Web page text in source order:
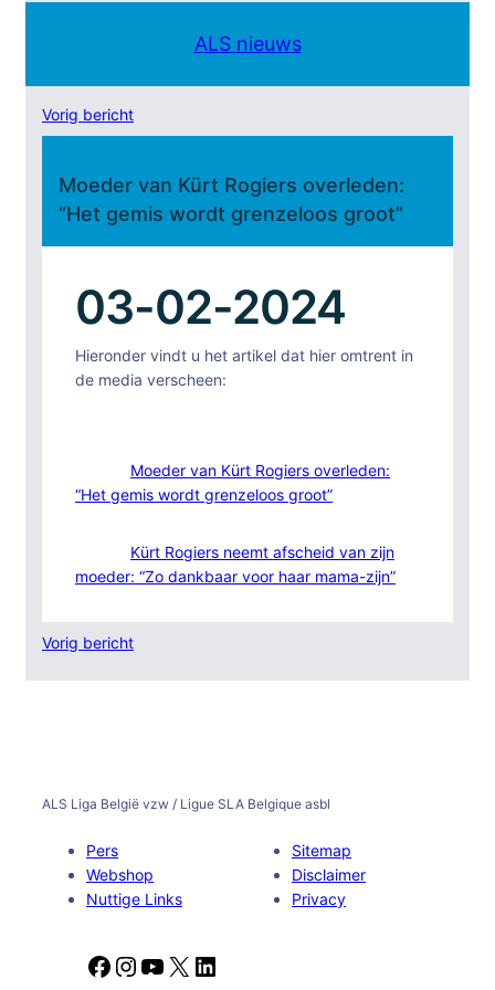
ALS nieuws
Vorig bericht
Moeder van Kürt Rogiers overleden:
“Het gemis wordt grenzeloos groot”
03-02-2024
Hieronder vindt u het artikel dat hier omtrent in
de media verscheen:
Moeder van Kürt Rogiers overleden:
“Het gemis wordt grenzeloos groot”
Kürt Rogiers neemt afscheid van zijn
moeder: “Zo dankbaar voor haar mama-zijn”
Vorig bericht
ALS Liga België vzw / Ligue SLA Belgique asbl
Pers
Webshop
Nuttige Links
Sitemap
Disclaimer
Privacy
F
I
Y
X